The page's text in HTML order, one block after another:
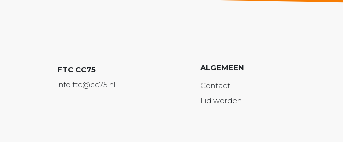
FTC CC75
info.ftc@cc75.nl
ALGEMEEN
Contact
Lid worden